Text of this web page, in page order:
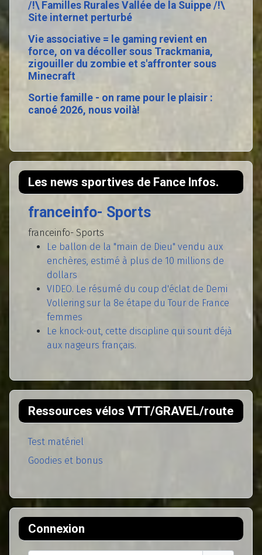
/!\ Familles Rurales Vallée de la Suippe /!\
Site internet perturbé
Vie associative = le gaming revient en
force, on va décoller sous Trackmania,
zigouiller du zombie et s'affronter sous
Minecraft
Sortie famille - on rame pour le plaisir :
canoé 2026, nous voilà!
Les news sportives de Fance Infos.
franceinfo- Sports
franceinfo- Sports
Le ballon de la "main de Dieu" vendu aux
enchères, estimé à plus de 10 millions de
dollars
VIDEO. Le résumé du coup d'éclat de Demi
Vollering sur la 8e étape du Tour de France
femmes
Le knock-out, cette discipline qui sourit déjà
aux nageurs français.
Ressources vélos VTT/GRAVEL/route
Test matériel
Goodies et bonus
Connexion